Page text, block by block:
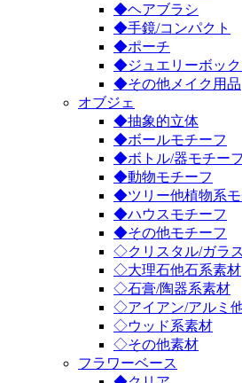
◆ヘアブラシ
◆手鏡/コンパクト
◆ポーチ
◆ジュエリーボッ
◆その他メイク用品
オブジェ
◆抽象的立体
◆ボールモチーフ
◆ボトル/器モチーフ
◆動物モチーフ
◆ツリー他植物系モ
◆ハウスモチーフ
◆その他モチーフ
◇クリスタル/ガラ
◇大理石他石系素材
◇石膏/陶器系素材
◇アイアン/アルミ
◇ウッド系素材
◇その他素材
フラワーベース